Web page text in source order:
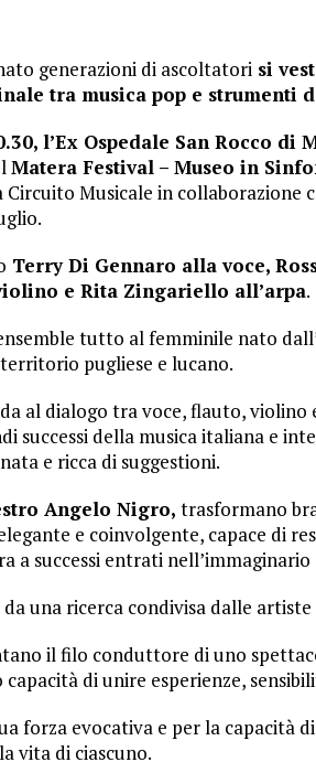
generazioni di ascoltatori si
tra musica pop e strumenti
l’Ex Ospedale San Rocco di
Matera Festival – Museo in
Musicale in collaborazione
Terry Di Gennaro alla voce,
e Rita Zingariello all’arpa.
tutto al femminile nato
pugliese e lucano.
al dialogo tra voce, flauto, violino
successi della musica italiana e
e ricca di suggestioni.
Angelo Nigro, trasformano
e coinvolgente, capace di
a successi entrati
una ricerca condivisa dalle
il filo conduttore di uno
di unire esperienze,
forza evocativa e per la capacità
vita di ciascuno.